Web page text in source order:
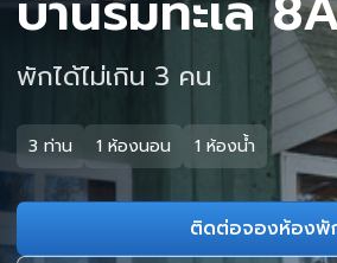
พักได้ไม่เกิน 3 คน
3 ท่าน 1 ห้องนอน 1 ห้องน้ำ
ติดต่อจองห้องพั